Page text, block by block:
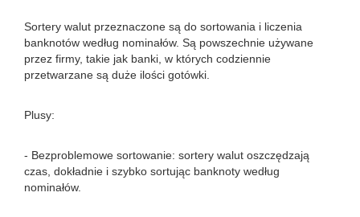
Sortery walut przeznaczone są do sortowania i liczenia
banknotów według nominałów. Są powszechnie używane
przez firmy, takie jak banki, w których codziennie
przetwarzane są duże ilości gotówki.
Plusy:
- Bezproblemowe sortowanie: sortery walut oszczędzają
czas, dokładnie i szybko sortując banknoty według
nominałów.